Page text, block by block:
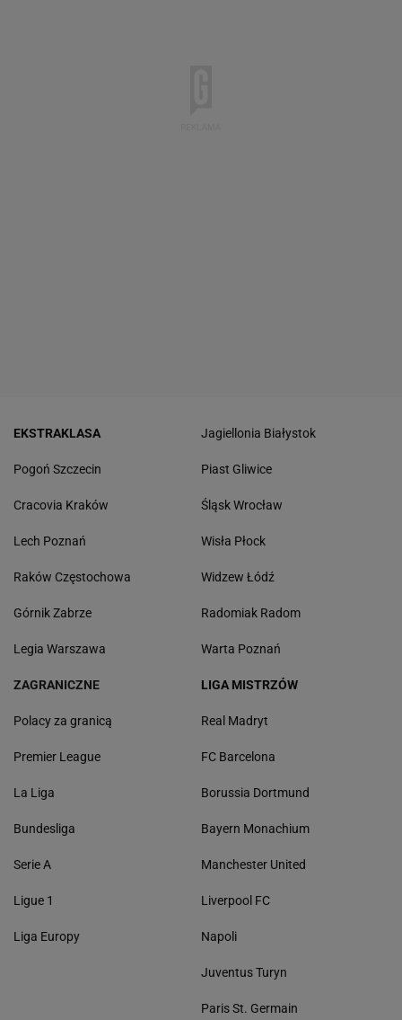
EKSTRAKLASA
Pogoń Szczecin
Cracovia Kraków
Lech Poznań
Raków Częstochowa
Górnik Zabrze
Legia Warszawa
Jagiellonia Białystok
Piast Gliwice
Śląsk Wrocław
Wisła Płock
Widzew Łódź
Radomiak Radom
Warta Poznań
ZAGRANICZNE
Polacy za granicą
Premier League
La Liga
Bundesliga
Serie A
Ligue 1
Liga Europy
LIGA MISTRZÓW
Real Madryt
FC Barcelona
Borussia Dortmund
Bayern Monachium
Manchester United
Liverpool FC
Napoli
Juventus Turyn
Paris St. Germain